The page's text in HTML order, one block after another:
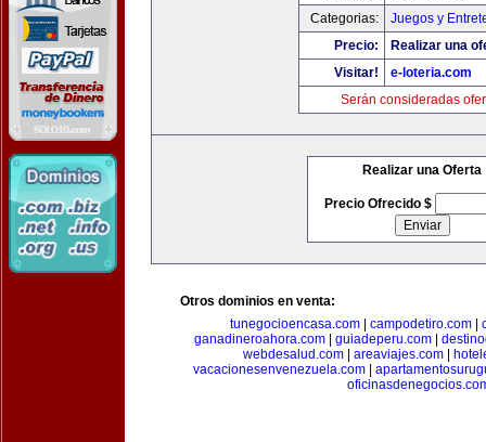
Categorias:
Juegos y
Precio:
Realizar una
Visitar!
e-loteria.com
Serán consideradas
Realizar una Oferta
Precio Ofrecido $
Otros dominios en venta:
tunegocioencasa.com| campodetiro.com|
ganadineroahora.com
guiadeperu.com
webdesalud.com
areaviajes.com
vacacionesenvenezuela.com|